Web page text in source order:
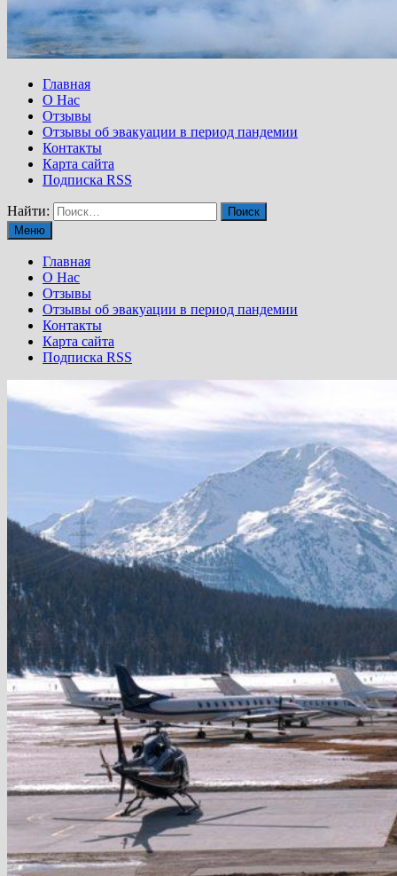
Главная
О Нас
Отзывы
Отзывы об эвакуации в период пандемии
Контакты
Карта сайта
Подписка RSS
Найти:
Меню
Главная
О Нас
Отзывы
Отзывы об эвакуации в период пандемии
Контакты
Карта сайта
Подписка RSS